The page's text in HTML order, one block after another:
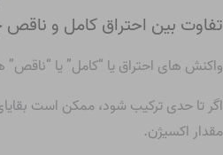
تفاوت بین احتراق کامل و
واکنش های احتراق یا “کامل” یا
اگر تا حدی ترکیب شود، ممکن است
مقدار اکسیژن.